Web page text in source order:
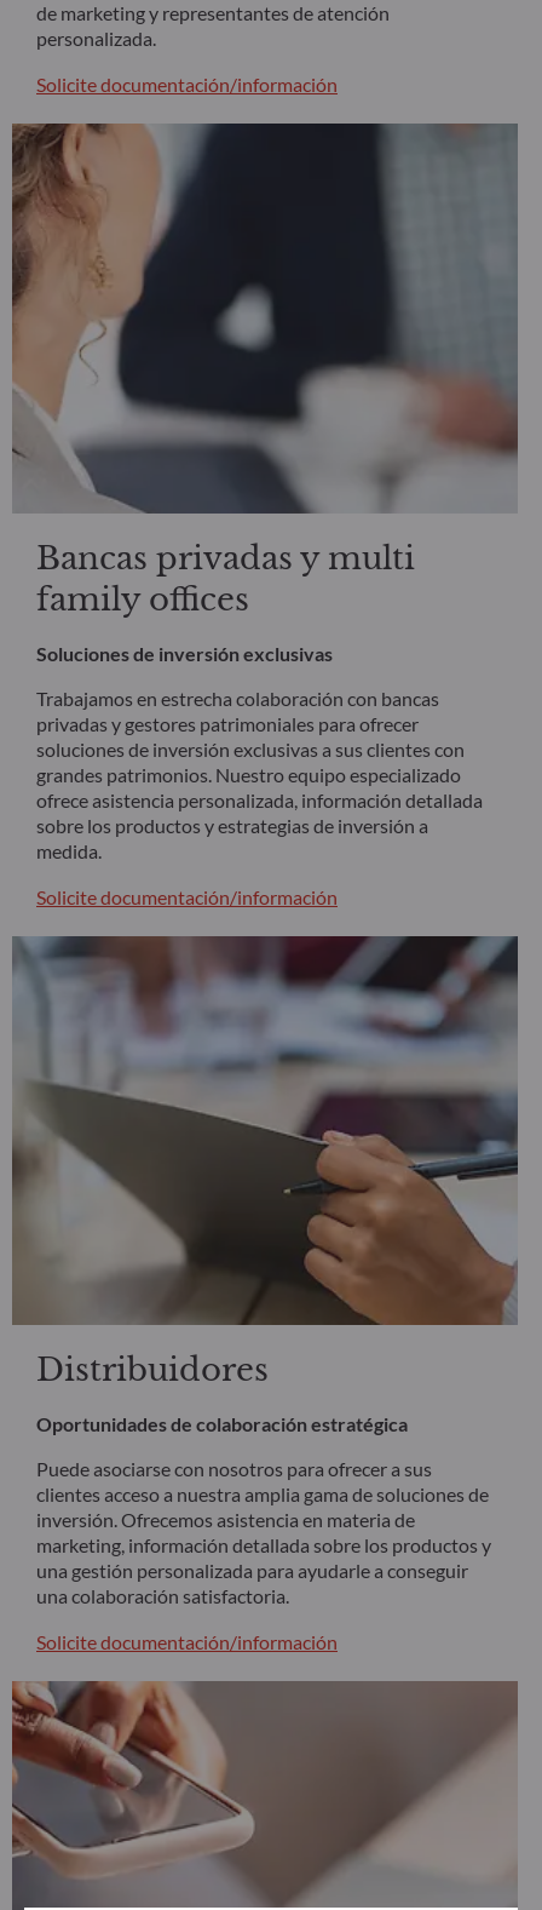
de marketing y representantes de atención
personalizada.
Solicite documentación/información
Bancas privadas y multi
family offices
Soluciones de inversión exclusivas
Trabajamos en estrecha colaboración con bancas
privadas y gestores patrimoniales para ofrecer
soluciones de inversión exclusivas a sus clientes con
grandes patrimonios. Nuestro equipo especializado
ofrece asistencia personalizada, información detallada
sobre los productos y estrategias de inversión a
medida.
Solicite documentación/información
Distribuidores
Oportunidades de colaboración estratégica
Puede asociarse con nosotros para ofrecer a sus
clientes acceso a nuestra amplia gama de soluciones de
inversión. Ofrecemos asistencia en materia de
marketing, información detallada sobre los productos y
una gestión personalizada para ayudarle a conseguir
una colaboración satisfactoria.
Solicite documentación/información